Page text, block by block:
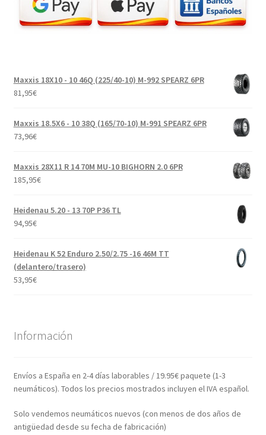
Maxxis 18X10 - 10 46Q (225/40-10) M-992 SPEARZ 6PR
81,95€
Maxxis 18.5X6 - 10 38Q (165/70-10) M-991 SPEARZ 6PR
73,96€
Maxxis 28X11 R 14 70M MU-10 BIGHORN 2.0 6PR
185,95€
Heidenau 5.20 - 13 70P P36 TL
94,95€
Heidenau K 52 Enduro 2.50/2.75 -16 46M TT
(delantero/trasero)
53,95€
Información
Envíos a España en 2-4 días laborables / 19.95€ paquete (1-3
neumáticos). Todos los precios mostrados incluyen el IVA español.
Solo vendemos neumáticos nuevos (con menos de dos años de
antigüedad desde su fecha de fabricación)